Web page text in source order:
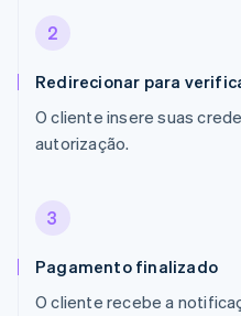
2
Redirecionar para
O cliente insere suas
autorização.
3
Pagamento finalizado
O cliente recebe a